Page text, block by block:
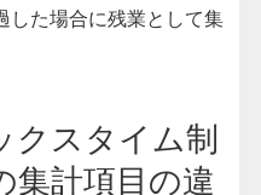
した場合に残業として集
クスタイム制
集計項目の違